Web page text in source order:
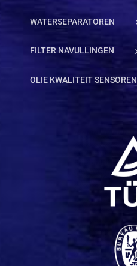
WATERSEPARATOREN
FILTER NAVULLINGEN
OLIE KWALITEIT SENSOREN